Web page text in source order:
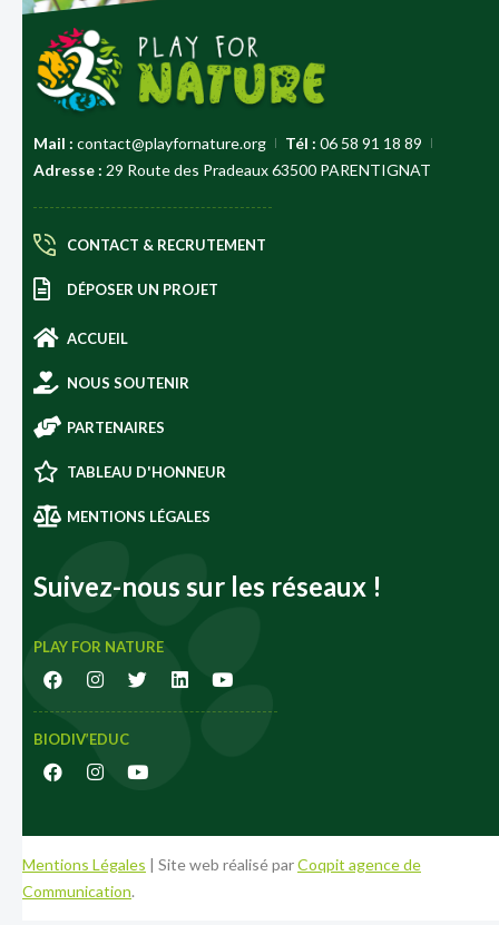
Mail : contact@playfornature.org Tél : 06 58 91 18 89
Adresse : 29 Route des Pradeaux 63500 PARENTIGNAT
CONTACT & RECRUTEMENT
DÉPOSER UN PROJET
ACCUEIL
NOUS SOUTENIR
PARTENAIRES
TABLEAU D'HONNEUR
MENTIONS LÉGALES
Suivez-nous sur les réseaux !
PLAY FOR NATURE
BIODIV’EDUC
Mentions Légales | Site web réalisé parCoqpit agence de
Communication.